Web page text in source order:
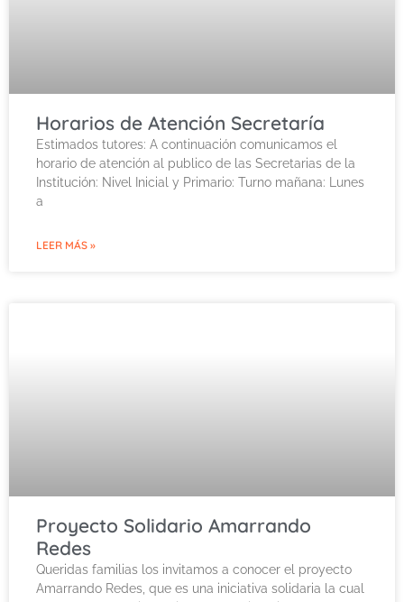
Horarios de Atención Secretaría
Estimados tutores: A continuación comunicamos el
horario de atención al publico de las Secretarias de la
Institución: Nivel Inicial y Primario: Turno mañana: Lunes
a
LEER MÁS »
Proyecto Solidario Amarrando
Redes
Queridas familias los invitamos a conocer el proyecto
Amarrando Redes, que es una iniciativa solidaria la cual